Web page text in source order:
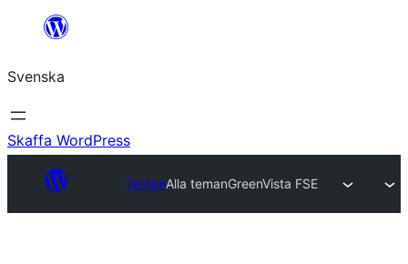
Hoppa
innehåll
Svenska
Skaffa WordPress
TemanAlla temanGreenVista FSE